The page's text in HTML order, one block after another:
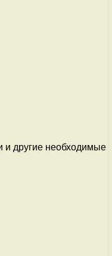
и другие необходимые